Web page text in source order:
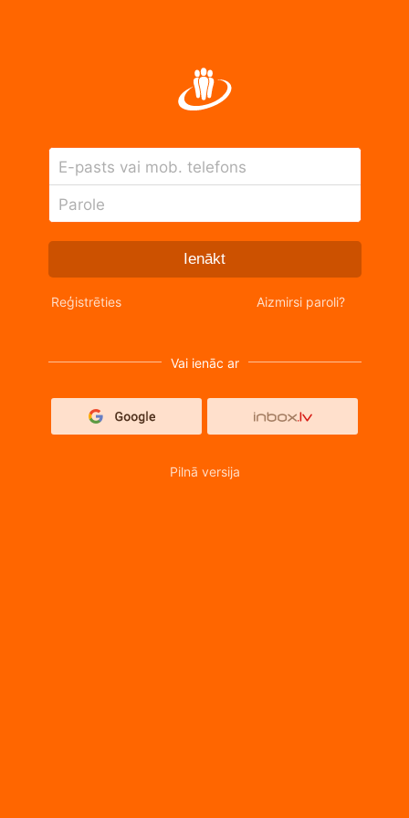
E-pasts vai mob. telefons
Parole
Ienākt
Reģistrēties Aizmirsi paroli?
Vai ienāc ar
Pilnā versija